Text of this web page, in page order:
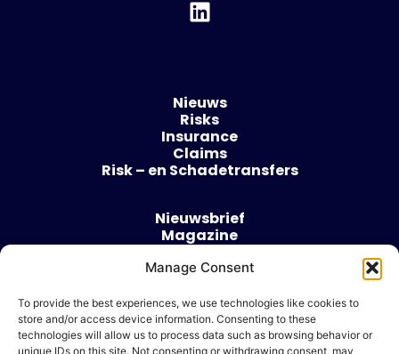
Manage Consent
To provide the best experiences, we use technologies like cookies to
store and/or access device information. Consenting to these
technologies will allow us to process data such as browsing behavior or
unique IDs on this site. Not consenting or withdrawing consent, may
Nieuws
Risks
Insurance
Claims
Risk – en Schadetransfers
Nieuwsbrief
Magazine
Over
Algemene voorwaarden